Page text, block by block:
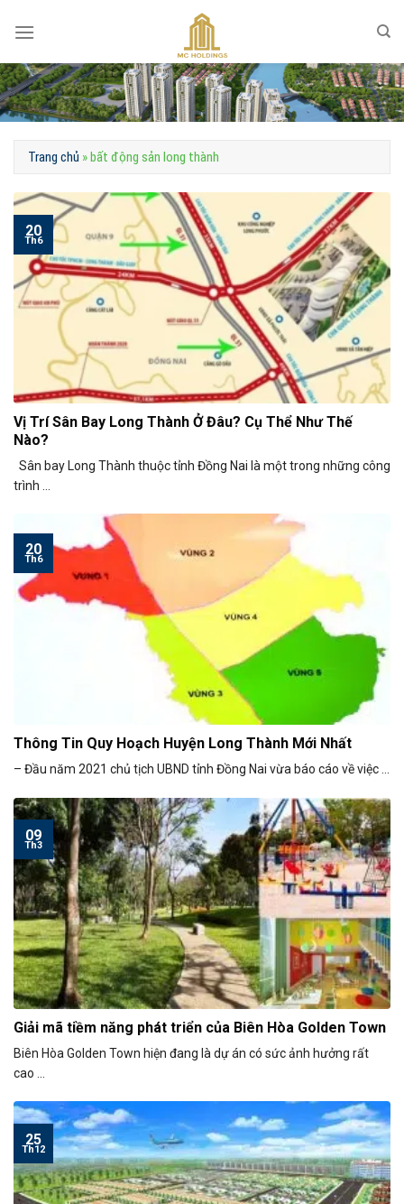
Trang chủ »bất động sản long thành
Vị Trí Sân Bay Long Thành Ở Đâu? Cụ Thể Như Thế
Nào?
Sân bay Long Thành thuộc tỉnh Đồng Nai là một trong những công
trình ...
20
Th6
Thông Tin Quy Hoạch Huyện Long Thành Mới Nhất
– Đầu năm 2021 chủ tịch UBND tỉnh Đồng Nai vừa báo cáo về việc ...
20
Th6
Giải mã tiềm năng phát triển của Biên Hòa Golden Town
Biên Hòa Golden Town hiện đang là dự án có sức ảnh hưởng rất
cao ...
09
Th3
25
Th12